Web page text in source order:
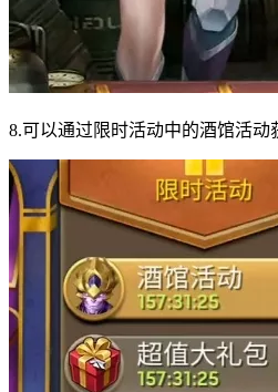
8.可以通过限时活动中的酒馆活动